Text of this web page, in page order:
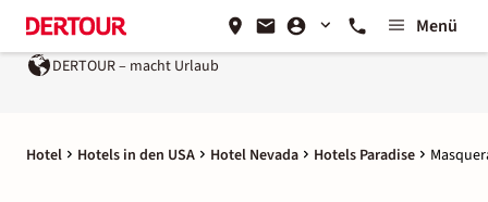
Menü
DERTOUR – macht Urlaub
Hotel Hotels in den USA Hotel Nevada Hotels Paradise